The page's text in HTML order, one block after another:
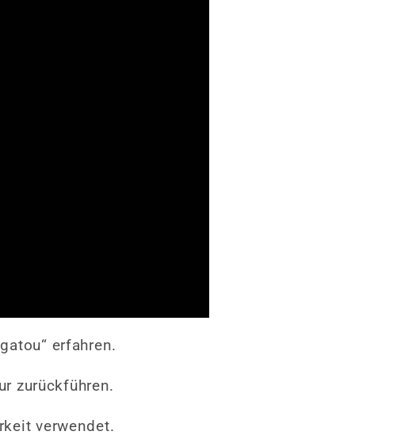
erfahren.
zurückführen.
verwendet.